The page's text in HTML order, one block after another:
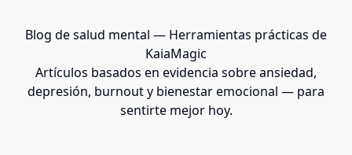
Blog de salud mental — Herramientas prácticas de
KaiaMagic
Artículos basados en evidencia sobre ansiedad,
depresión, burnout y bienestar emocional — para
sentirte mejor hoy.